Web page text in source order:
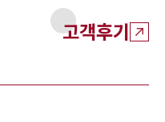
고객후기